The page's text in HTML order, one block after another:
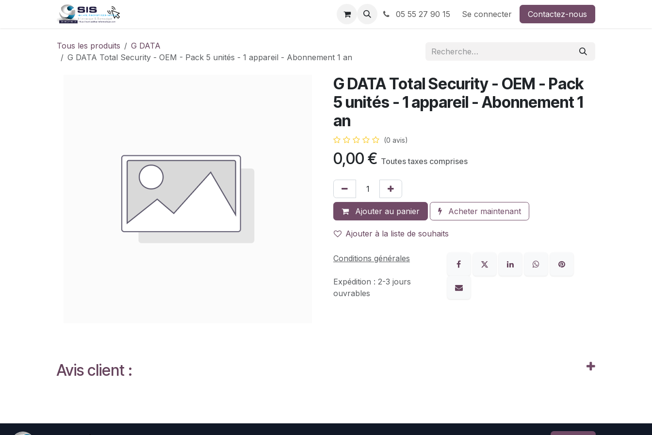
Se rendre au contenu
Nos Bons plans 05 55 27 90 15 Se connecter Contactez-nous
Tous les produits
G DATA
G DATA Total Security - OEM - Pack 5 unités - 1 appareil - Abonnement 1 an
G DATA Total Security - OEM - Pack
5 unités - 1 appareil - Abonnement 1
an
(0 avis)
0,00 € Toutes taxes comprises
Ajouter au panier Acheter maintenant
Ajouter à la liste de souhaits
Conditions générales
Expédition : 2-3 jours
ouvrables
Avis client :